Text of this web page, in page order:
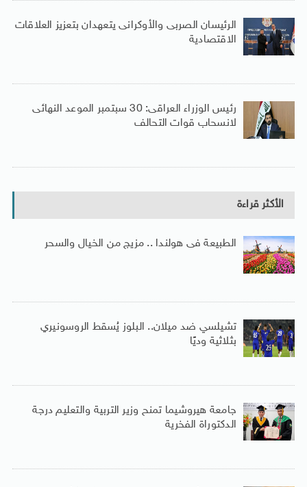
الرئيسان الصربى والأوكرانى يتعهدان بتعزيز العلاقات
الاقتصادية
رئيس الوزراء العراقى: 30 سبتمبر الموعد النهائى
لانسحاب قوات التحالف
الأكثر قراءة
الطبيعة فى هولندا .. مزيج من الخيال والسحر
تشيلسي ضد ميلان.. البلوز يُسقط الروسونيري
بثلاثية وديًا
جامعة هيروشيما تمنح وزير التربية والتعليم درجة
الدكتوراة الفخرية